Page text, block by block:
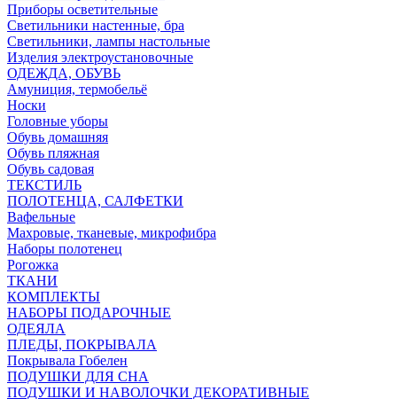
Приборы осветительные
Светильники настенные, бра
Светильники, лампы настольные
Изделия электроустановочные
ОДЕЖДА, ОБУВЬ
Амуниция, термобельё
Носки
Головные уборы
Обувь домашняя
Обувь пляжная
Обувь садовая
ТЕКСТИЛЬ
ПОЛОТЕНЦА, САЛФЕТКИ
Вафельные
Махровые, тканевые, микрофибра
Наборы полотенец
Рогожка
ТКАНИ
КОМПЛЕКТЫ
НАБОРЫ ПОДАРОЧНЫЕ
ОДЕЯЛА
ПЛЕДЫ, ПОКРЫВАЛА
Покрывала Гобелен
ПОДУШКИ ДЛЯ СНА
ПОДУШКИ И НАВОЛОЧКИ ДЕКОРАТИВНЫЕ